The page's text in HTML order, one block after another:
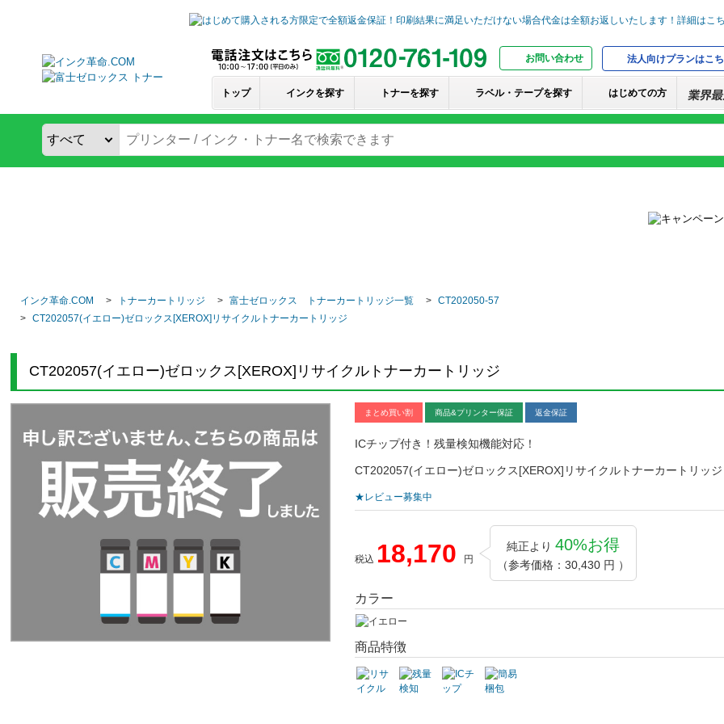
お問い合わせ 法人向けプランはこ
トップ インクを探す トナーを探す ラベル・テープを探す はじめての方
インク革命.COM トナーカートリッジ 富士ゼロックス トナーカートリッジ一覧
CT202050-57
CT202057(イエロー)ゼロックス[XEROX]リサイクルトナーカートリッジ
CT202057(イエロー)ゼロックス[XEROX]リサイクルトナーカートリッジ
まとめ買い割 商品&プリンター保証 返金保証
ICチップ付き！残量検知機能対応！
CT202057(イエロー)ゼロックス[XEROX]リサイクルトナーカートリッジ
★レビュー募集中
税込 18,170 円
純正より 40%お得
（参考価格：30,430 円 ）
カラー
商品特徴